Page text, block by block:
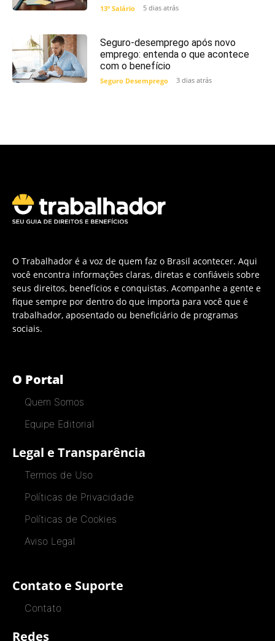
13º Salário 5 dias atrás
Seguro-desemprego após novo
emprego: entenda o que acontece
com o benefício
Seguro Desemprego 3 dias atrás
O Trabalhador é a voz de quem faz o Brasil acontecer. Aqui
você encontra informações claras, diretas e confiáveis sobre
seus direitos, benefícios e conquistas. Acompanhe a gente e
fique sempre por dentro do que importa para você que é
trabalhador, aposentado ou beneficiário de programas
sociais.
O Portal
Quem Somos
Equipe Editorial
Legal e Transparência
Termos de Uso
Políticas de Privacidade
Políticas de Cookies
Aviso Legal
Contato e Suporte
Contato
Redes